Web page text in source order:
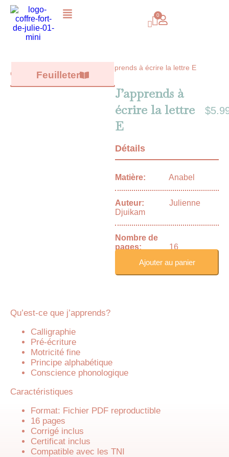
Catalogue /Tous les livres
J’apprends à écrire la lettre E
Feuilleter
J’apprends à
écrire la lettre
E
$
Détails
Matière: Anabel
Auteur:
Julienne
Djuikam
Nombre de
pages:
16
Ajouter au panier
Qu’est-ce que j’apprends?
Calligraphie
Pré-écriture
Motricité fine
Principe alphabétique
Conscience phonologique
Caractéristiques
Format: Fichier PDF reproductible
16 pages
Corrigé inclus
Certificat inclus
Compatible avec les TNI